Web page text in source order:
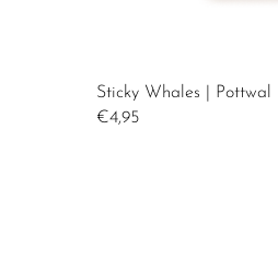
Sticky Whales | Pottwal
€4,95